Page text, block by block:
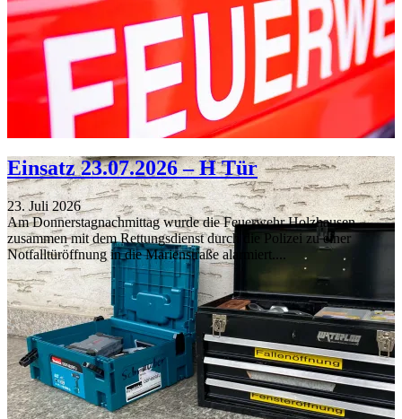
Einsatz 23.07.2026 – H Tür
23. Juli 2026
Am Donnerstagnachmittag wurde die Feuerwehr Holzhausen
zusammen mit dem Rettungsdienst durch die Polizei zu einer
Notfalltüröffnung in die Marienstraße alarmiert....